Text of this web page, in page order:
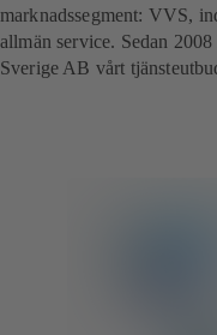
marknadssegment: VVS,
allmän service. Sedan
Sverige AB vårt